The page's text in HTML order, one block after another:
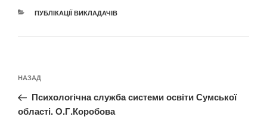
КАТЕГОРІЇ
ПУБЛІКАЦІЇ ВИКЛАДАЧІВ
записів
Попередній
запис:
НАЗАД
Психологічна служба системи освіти Сумської
області. О.Г.Коробова